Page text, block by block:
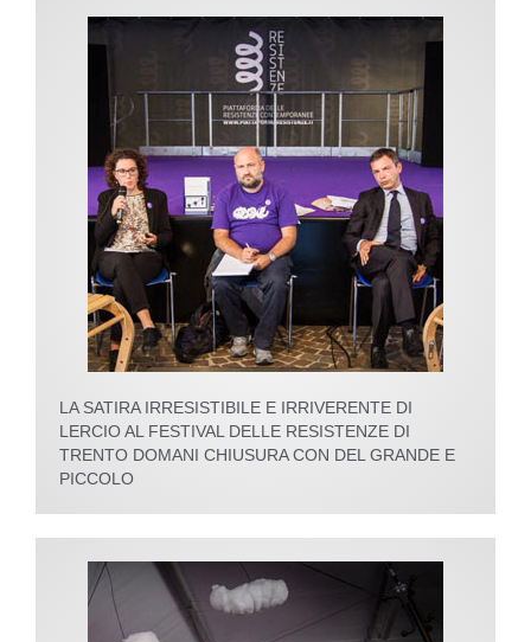
LA SATIRA IRRESISTIBILE E IRRIVERENTE DI
LERCIO AL FESTIVAL DELLE RESISTENZE DI
TRENTO DOMANI CHIUSURA CON DEL GRANDE E
PICCOLO